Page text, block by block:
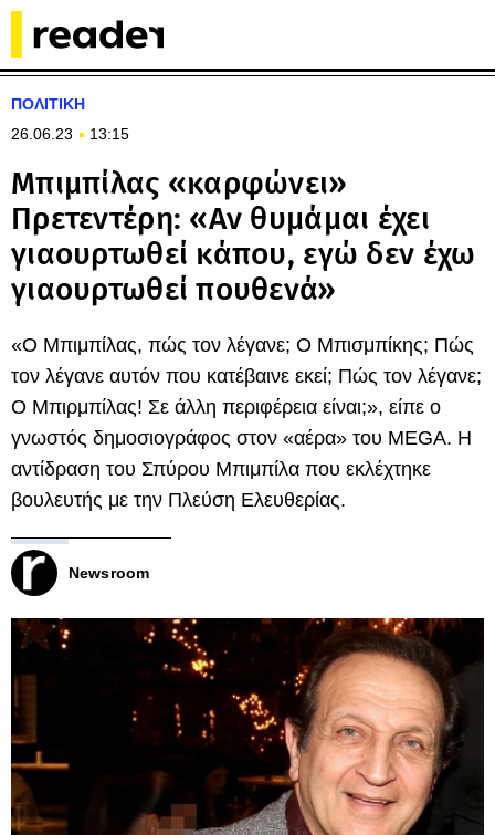
ΠΟΛΙΤΙΚΗ
26.06.23
13:15
Μπιμπίλας «καρφώνει»
Πρετεντέρη: «Αν θυμάμαι έχει
γιαουρτωθεί κάπου, εγώ δεν έχω
γιαουρτωθεί πουθενά»
«Ο Μπιμπίλας, πώς τον λέγανε; Ο Μπισμπίκης; Πώς
τον λέγανε αυτόν που κατέβαινε εκεί; Πώς τον λέγανε;
Ο Μπιρμπίλας! Σε άλλη περιφέρεια είναι;», είπε ο
γνωστός δημοσιογράφος στον «αέρα» του MEGA. Η
αντίδραση του Σπύρου Μπιμπίλα που εκλέχτηκε
βουλευτής με την Πλεύση Ελευθερίας.
Newsroom